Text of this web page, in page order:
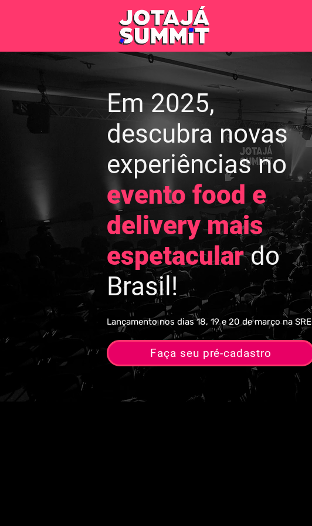
Em 2025,
descubra novas
experiências no
evento food e
delivery mais
espetacular do
Brasil!
Lançamento nos dias 18, 19 e 20 de março na SRE
Faça seu pré-cadastro